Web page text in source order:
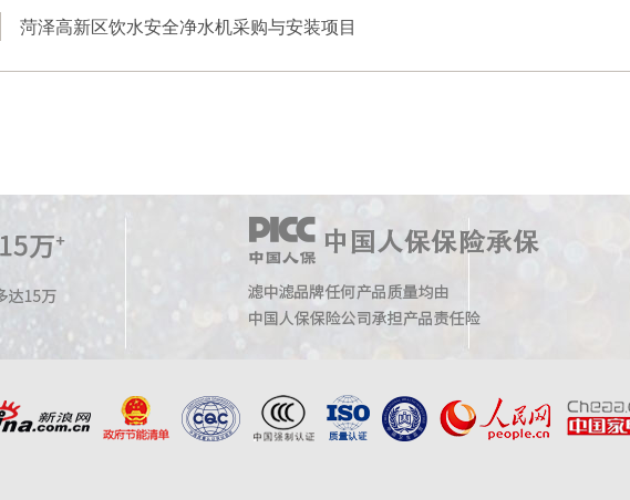
菏泽高新区饮水安全净水机采购与安装项目